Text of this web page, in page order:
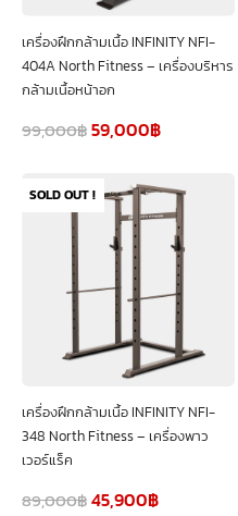
เครื่องฝึกกล้ามเนื้อ INFINITY NFI-
404A North Fitness – เครื่องบริหาร
กล้ามเนื้อหน้าอก
99,000฿59,000฿
SOLD OUT !
เครื่องฝึกกล้ามเนื้อ INFINITY NFI-
348 North Fitness – เครื่องพาว
เวอร์แร็ค
89,000฿45,900฿